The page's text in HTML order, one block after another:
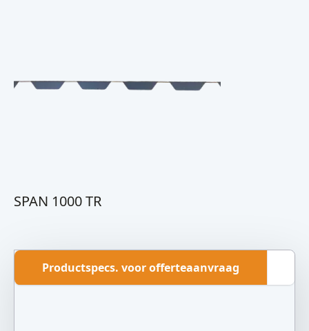
SPAN 1000 TR
Productspecs. voor offerteaanvraag